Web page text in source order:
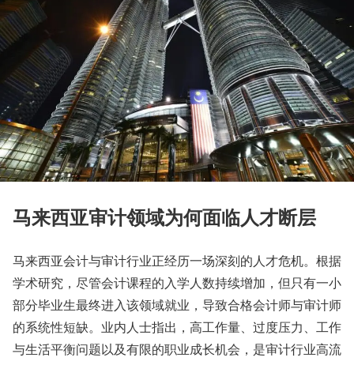
马来西亚审计领域为何面临人才断层
马来西亚会计与审计行业正经历一场深刻的人才危机。根据
学术研究，尽管会计课程的入学人数持续增加，但只有一小
部分毕业生最终进入该领域就业，导致合格会计师与审计师
的系统性短缺。业内人士指出，高工作量、过度压力、工作
与生活平衡问题以及有限的职业成长机会，是审计行业高流